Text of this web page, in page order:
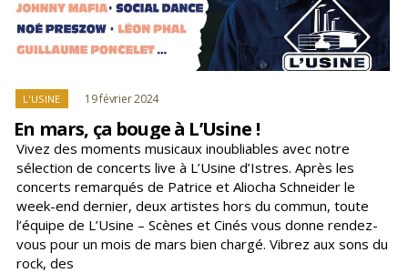
Catégories
L'USINE
En mars, ça bouge à L’Usine !
19 février 2024
Vivez des moments musicaux inoubliables avec notre
sélection de concerts live à L’Usine d’Istres. Après les
concerts remarqués de Patrice et Aliocha Schneider le
week-end dernier, deux artistes hors du commun, toute
l’équipe de L’Usine – Scènes et Cinés vous donne rendez-
vous pour un mois de mars bien chargé. Vibrez aux sons du
rock, des